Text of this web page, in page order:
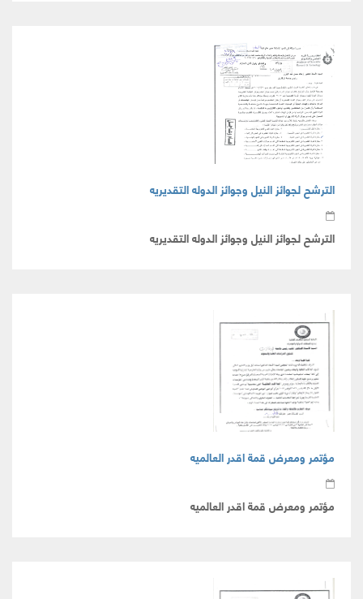
الترشح لجوائز النيل وجوائز الدوله التقديريه
الترشح لجوائز النيل وجوائز الدوله التقديريه
مؤتمر ومعرض قمة اقدر العالميه
مؤتمر ومعرض قمة اقدر العالميه